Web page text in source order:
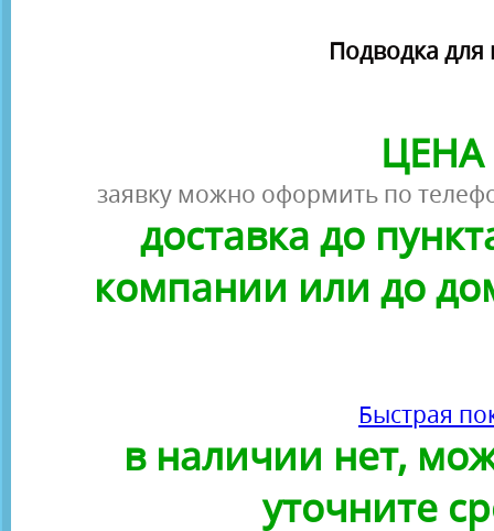
Подводка для
ЦЕНА
заявку можно оформить по
доставка до
компании или до
Быстрая
в наличии нет,
уточните